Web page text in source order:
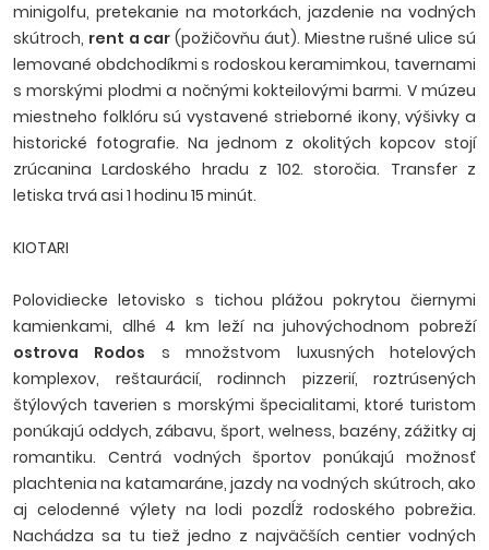
minigolfu, pretekanie na motorkách, jazdenie na vodných
skútroch, rent a car (požičovňu áut). Miestne rušné ulice sú
lemované obdchodíkmi s rodoskou keramimkou, tavernami
s morskými plodmi a nočnými kokteilovými barmi. V múzeu
miestneho folklóru sú vystavené strieborné ikony, výšivky a
historické fotografie. Na jednom z okolitých kopcov stojí
zrúcanina Lardoského hradu z 102. storočia. Transfer z
letiska trvá asi 1 hodinu 15 minút.
KIOTARI
Polovidiecke letovisko s tichou plážou pokrytou čiernymi
kamienkami, dlhé 4 km leží na juhovýchodnom pobreží
ostrova Rodos s množstvom luxusných hotelových
komplexov, reštaurácií, rodinnch pizzerií, roztrúsených
štýlových taverien s morskými špecialitami, ktoré turistom
ponúkajú oddych, zábavu, šport, welness, bazény, zážitky aj
romantiku. Centrá vodných športov ponúkajú možnosť
plachtenia na katamaráne, jazdy na vodných skútroch, ako
aj celodenné výlety na lodi pozdĺž rodoského pobrežia.
Nachádza sa tu tiež jedno z najväčších centier vodných